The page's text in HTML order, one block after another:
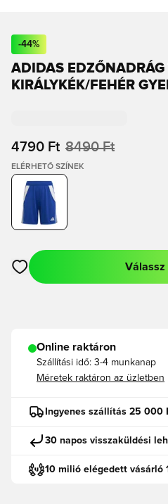
-44%
ADIDAS EDZŐNADRÁG
KIRÁLYKÉK/FEHÉR
4790 Ft 8490 Ft
ELÉRHETŐ SZÍNEK
Megnyit egy modált a
Online raktáron
Szállítási idő: 3-4 munkanap
Méretek raktáron az üzletben
Ingyenes szállítás 25 000
30 napos visszaküldési
10 milió elégedett vásárló